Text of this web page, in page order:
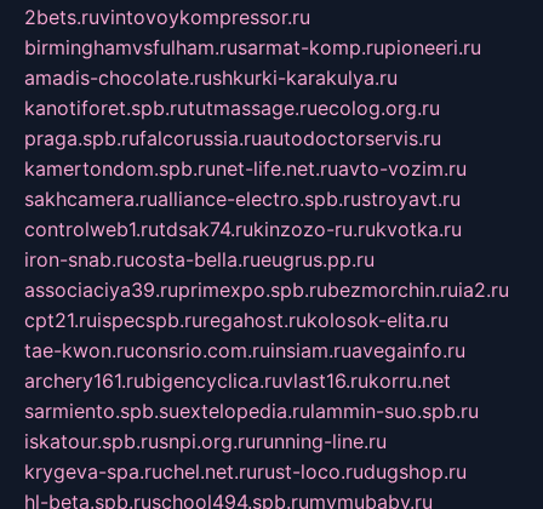
2bets.ruvintovoykompressor.ru
birminghamvsfulham.rusarmat-komp.rupioneeri.ru
amadis-chocolate.rushkurki-karakulya.ru
kanotiforet.spb.rututmassage.ruecolog.org.ru
praga.spb.rufalcorussia.ruautodoctorservis.ru
kamertondom.spb.runet-life.net.ruavto-vozim.ru
sakhcamera.rualliance-electro.spb.rustroyavt.ru
controlweb1.rutdsak74.rukinzozo-ru.rukvotka.ru
iron-snab.rucosta-bella.rueugrus.pp.ru
associaciya39.ruprimexpo.spb.rubezmorchin.ruia2.ru
cpt21.ruispecspb.ruregahost.rukolosok-elita.ru
tae-kwon.ruconsrio.com.ruinsiam.ruavegainfo.ru
archery161.rubigencyclica.ruvlast16.rukorru.net
sarmiento.spb.suextelopedia.rulammin-suo.spb.ru
iskatour.spb.rusnpi.org.rurunning-line.ru
krygeva-spa.ruchel.net.rurust-loco.rudugshop.ru
hl-beta.spb.ruschool494.spb.rumymubaby.ru